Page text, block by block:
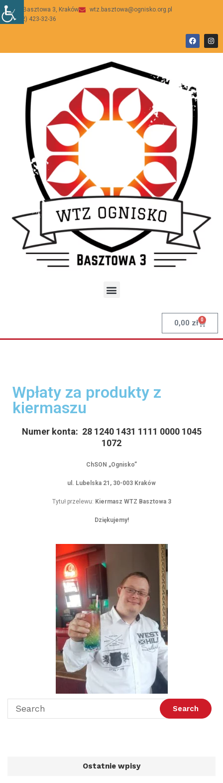
ul Basztowa 3, Kraków
wtz.basztowa@ognisko.org.pl
(12) 423-32-36
0,00 zł 0
Wpłaty za produkty z
kiermaszu
Numer konta: 28 1240 1431 1111 0000 1045
1072
ChSON „Ognisko”
ul. Lubelska 21, 30-003 Kraków
Tytuł przelewu: Kiermasz WTZ Basztowa 3
Dziękujemy!
Ostatnie wpisy